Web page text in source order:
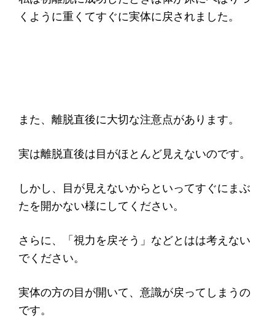
くように重くてすぐに実体に戻されました。
また、離脱直後に大切な注意点があります。
実は離脱直後は目がほとんど見えないのです。
しかし、目が見えないからといってすぐにまぶ
たを開かない様にしてください。
さらに、「視力を戻そう」などとはは考えない
でください。
実体の方の目が開いて、意識が戻ってしまうの
です。